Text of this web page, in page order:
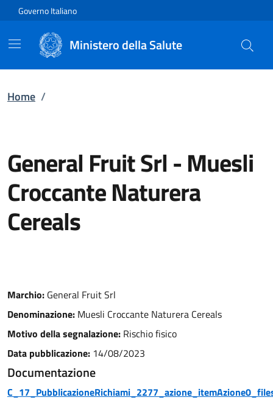
Vai direttamente al contenuto
Governo Italiano
Ministero della Salute
Home /
General Fruit Srl-Muesli
Croccante Naturera
Cereals
Marchio: General Fruit Srl
Denominazione: Muesli Croccante Naturera Cereals
Motivo della segnalazione: Rischio fisico
Data pubblicazione: 14/08/2023
Documentazione